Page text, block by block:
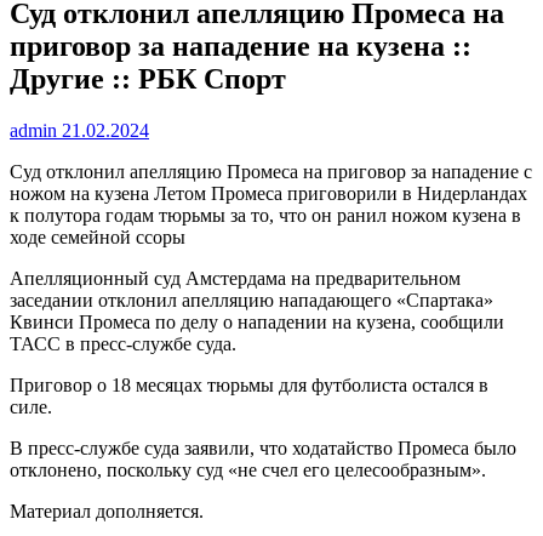
Суд отклонил апелляцию Промеса на
приговор за нападение на кузена ::
Другие :: РБК Спорт
admin 21.02.2024
Суд отклонил апелляцию Промеса на приговор за нападение с
ножом на кузена Летом Промеса приговорили в Нидерландах
к полутора годам тюрьмы за то, что он ранил ножом кузена в
ходе семейной ссоры
Апелляционный суд Амстердама на предварительном
заседании отклонил апелляцию нападающего «Спартака»
Квинси Промеса по делу о нападении на кузена, сообщили
ТАСС в пресс-службе суда.
Приговор о 18 месяцах тюрьмы для футболиста остался в
силе.
В пресс-службе суда заявили, что ходатайство Промеса было
отклонено, поскольку суд «не счел его целесообразным».
Материал дополняется.